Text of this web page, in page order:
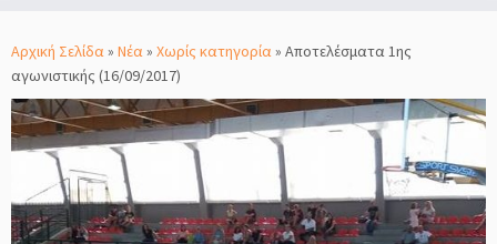
στο
περιεχόμενο
Αρχική Σελίδα» Νέα» Χωρίς κατηγορία» Αποτελέσματα 1ης
αγωνιστικής (16/09/2017)